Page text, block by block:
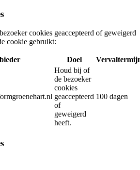
cookies geaccepteerd of geweigerd
cookie gebruikt:
Doel
Houd bij of
de bezoeker
cookies
geaccepteerd
of
geweigerd
heeft.
100 dagen